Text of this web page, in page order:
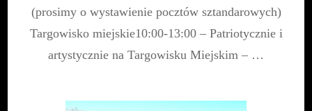
(prosimy o wystawienie pocztów sztandarowych)
Targowisko miejskie10:00-13:00 – Patriotycznie i
artystycznie na Targowisku Miejskim – …